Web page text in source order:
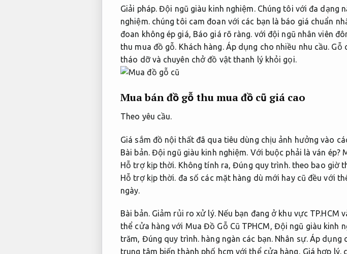
Giải pháp. Đội ngũ giàu kinh nghiệm.Chúng tôi với đa dạng
nghiệm.chúng tôi cam đoan với các bạn là báo giá chuẩn
đoan không ép giá, Báo giá rõ ràng. với đội ngũ nhân viên
thu mua đồ gỗ. Khách hàng. Áp dụng cho nhiều nhu cầu. Gỗ
tháo dỡ và chuyên chở đồ vật thanh lý khỏi gọi.
Mua bán đồ gỗ thu mua đồ cũ giá cao
Theo yêu cầu.
Giá sắm đồ nội thất đã qua tiêu dùng chịu ảnh hưởng vào
Bài bản. Đội ngũ giàu kinh nghiệm. Với buộc phải là ván ép?
Hỗ trợ kịp thời. Không tính ra,Đúng quy trình. theo bao giờ
Hỗ trợ kịp thời. đa số các mặt hàng dù mới hay cũ đều với
ngày.
Bài bản. Giảm rủi ro xử lý.Nếu bạn đang ở khu vực TP.HCM
thể cửa hàng với Mua Đồ Gỗ Cũ TPHCM, Đội ngũ giàu kinh
trăm, Đúng quy trình. hàng ngàn các bạn. Nhân sự. Áp dụng
trung tâm biến thành phố hcm với thể cửa hàng, Giá hợp lý.